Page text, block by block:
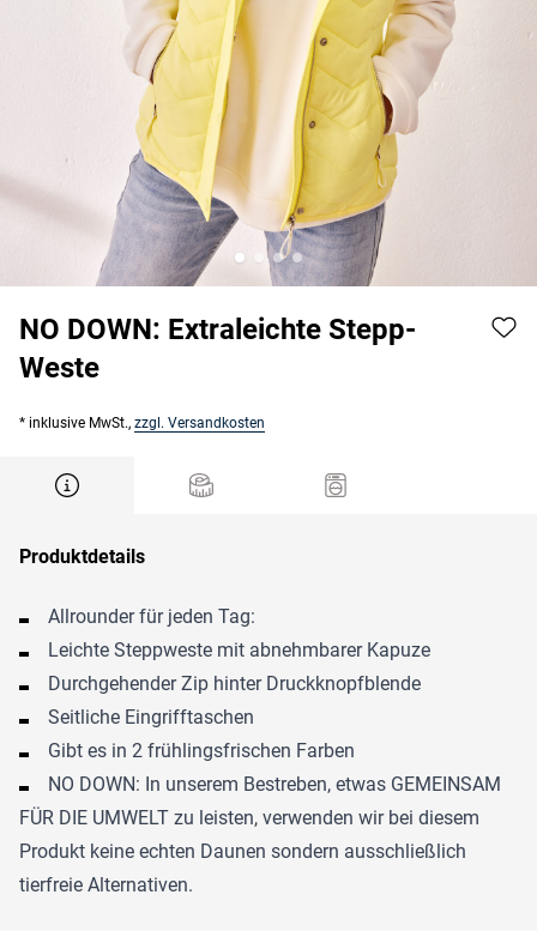
NO DOWN: Extraleichte Stepp-
Weste
* inklusive MwSt., zzgl. Versandkosten
Produktdetails
Allrounder für jeden Tag:
Leichte Steppweste mit abnehmbarer Kapuze
Durchgehender Zip hinter Druckknopfblende
Seitliche Eingrifftaschen
Gibt es in 2 frühlingsfrischen Farben
NO DOWN: In unserem Bestreben, etwas GEMEINSAM
FÜR DIE UMWELT zu leisten, verwenden wir bei diesem
Produkt keine echten Daunen sondern ausschließlich
tierfreie Alternativen.